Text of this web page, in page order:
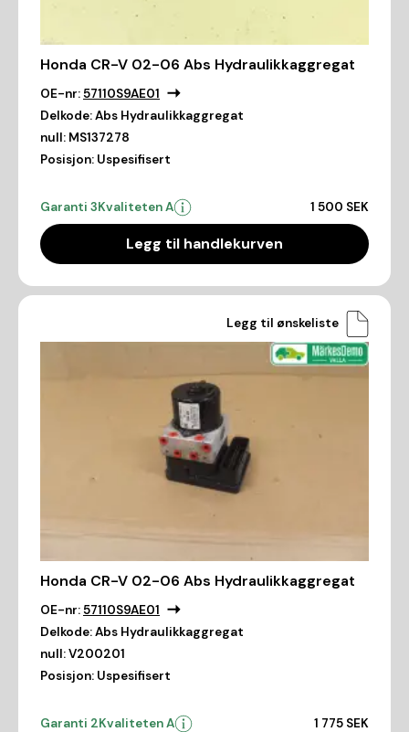
Honda CR-V 02-06 Abs Hydraulikkaggregat
OE-nr:57110S9AE01
Delkode:Abs Hydraulikkaggregat
null: MS137278
Posisjon: Uspesifisert
Garanti 3Kvaliteten A 1 500 SEK
Legg til handlekurven
Legg til ønskeliste
Honda CR-V 02-06 Abs Hydraulikkaggregat
OE-nr:57110S9AE01
Delkode:Abs Hydraulikkaggregat
null:V200201
Posisjon: Uspesifisert
Garanti 2Kvaliteten A 1 775 SEK